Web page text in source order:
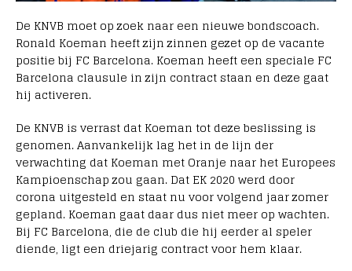
De KNVB moet op zoek naar een nieuwe bondscoach.
Ronald Koeman heeft zijn zinnen gezet op de vacante
positie bij FC Barcelona. Koeman heeft een speciale FC
Barcelona clausule in zijn contract staan en deze gaat
hij activeren.
De KNVB is verrast dat Koeman tot deze beslissing is
genomen. Aanvankelijk lag het in de lijn der
verwachting dat Koeman met Oranje naar het Europees
Kampioenschap zou gaan. Dat EK 2020 werd door
corona uitgesteld en staat nu voor volgend jaar zomer
gepland. Koeman gaat daar dus niet meer op wachten.
Bij FC Barcelona, die de club die hij eerder al speler
diende, ligt een driejarig contract voor hem klaar.